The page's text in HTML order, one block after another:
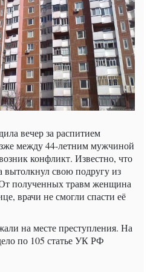
вечер за распитием
между 44-летним мужчиной
конфликт. Известно, что
свою подругу из
полученных травм женщина
врачи не смогли спасти её
на месте преступления. На
по 105 статье УК РФ